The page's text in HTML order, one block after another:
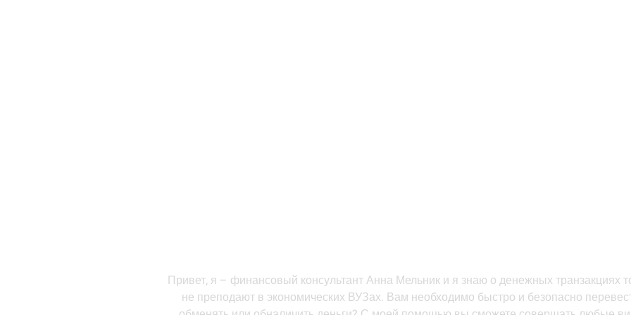
Привет, я – финансовый консультант Анна Мельник и я знаю о денежных транзакциях
не преподают в экономических ВУЗах. Вам необходимо быстро и безопасно